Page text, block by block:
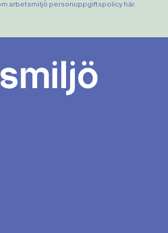
arbetsmiljö personuppgiftspolicy här.